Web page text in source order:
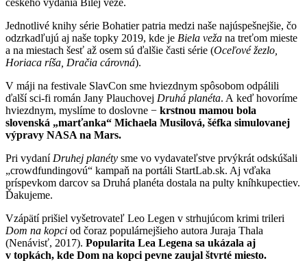
Jednotlivé knihy série Bohatier patria medzi naše najúspešnejšie, čo
odzrkadľujú aj naše topky 2019, kde je Biela veža na treťom mieste
a na miestach šesť až osem sú ďalšie časti série (Oceľové žezlo,
Horiaca ríša, Dračia cárovná).
V máji na festivale SlavCon sme hviezdnym spôsobom odpálili
ďalší sci-fi román Jany Plauchovej Druhá planéta. A keď hovoríme
hviezdnym, myslíme to doslovne − krstnou mamou bola
slovenská „marťanka“ Michaela Musilová, šéfka simulovanej
výpravy NASA na Mars.
Pri vydaní Druhej planéty sme vo vydavateľstve prvýkrát odskúšali
„crowdfundingovú“ kampaň na portáli StartLab.sk. Aj vďaka
príspevkom darcov sa Druhá planéta dostala na pulty kníhkupectiev.
Ďakujeme.
Vzápätí prišiel vyšetrovateľ Leo Legen v strhujúcom krimi trileri
Dom na kopci od čoraz populárnejšieho autora Juraja Thala
(Nenávisť, 2017). Popularita Lea Legena sa ukázala aj
v topkách, kde Dom na kopci pevne zaujal štvrté miesto.